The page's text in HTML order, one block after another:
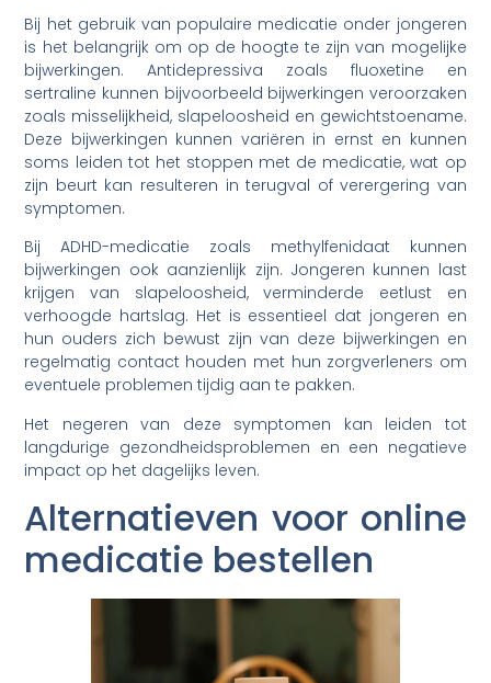
Bij het gebruik van populaire medicatie onder jongeren
is het belangrijk om op de hoogte te zijn van mogelijke
bijwerkingen. Antidepressiva zoals fluoxetine en
sertraline kunnen bijvoorbeeld bijwerkingen veroorzaken
zoals misselijkheid, slapeloosheid en gewichtstoename.
Deze bijwerkingen kunnen variëren in ernst en kunnen
soms leiden tot het stoppen met de medicatie, wat op
zijn beurt kan resulteren in terugval of verergering van
symptomen.
Bij ADHD-medicatie zoals methylfenidaat kunnen
bijwerkingen ook aanzienlijk zijn. Jongeren kunnen last
krijgen van slapeloosheid, verminderde eetlust en
verhoogde hartslag. Het is essentieel dat jongeren en
hun ouders zich bewust zijn van deze bijwerkingen en
regelmatig contact houden met hun zorgverleners om
eventuele problemen tijdig aan te pakken.
Het negeren van deze symptomen kan leiden tot
langdurige gezondheidsproblemen en een negatieve
impact op het dagelijks leven.
Alternatieven voor online
medicatie bestellen